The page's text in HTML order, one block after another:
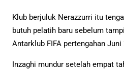
Klub berjuluk Nerazzurri itu
butuh pelatih baru sebelum
Antarklub FIFA pertengahan Juni
Inzaghi mundur setelah empat